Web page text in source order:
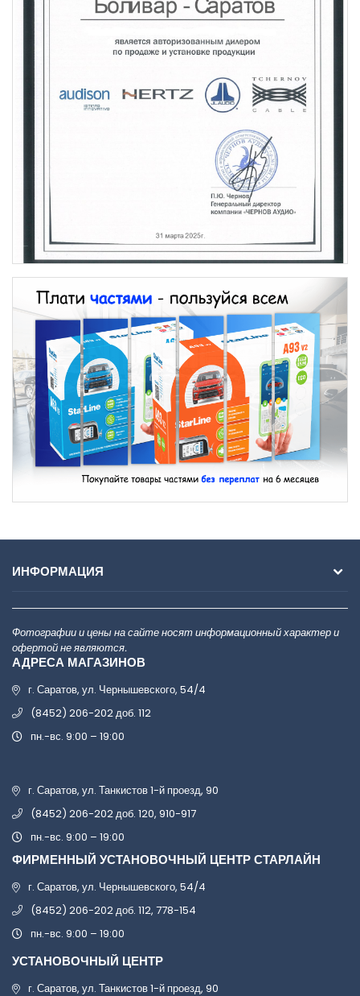
ИНФОРМАЦИЯ
Фотографии и цены на сайте носят информационный характер и
офертой не являются.
АДРЕСА МАГАЗИНОВ
г. Саратов, ул. Чернышевского, 54/4
(8452) 206-202 доб. 112
пн.-вс. 9:00 – 19:00
г. Саратов, ул. Танкистов 1-й проезд, 90
(8452) 206-202 доб. 120, 910-917
пн.-вс. 9:00 – 19:00
ФИРМЕННЫЙ УСТАНОВОЧНЫЙ ЦЕНТР СТАРЛАЙН
г. Саратов, ул. Чернышевского, 54/4
(8452) 206-202 доб. 112, 778-154
пн.-вс. 9:00 – 19:00
УСТАНОВОЧНЫЙ ЦЕНТР
г. Саратов, ул. Танкистов 1-й проезд, 90